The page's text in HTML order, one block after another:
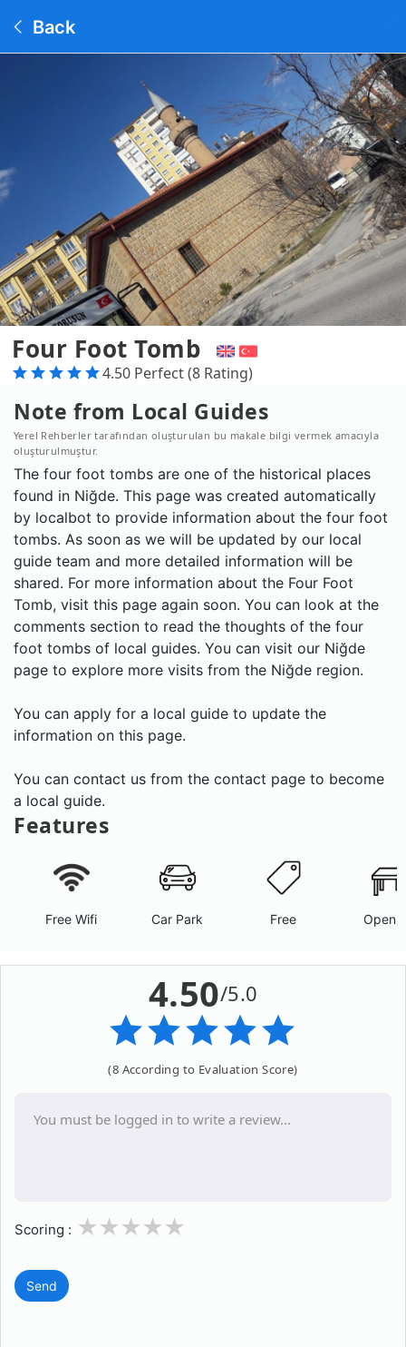
Back
Four Foot Tomb
4.50 Perfect (8 Rating)
Note from Local Guides
Yerel Rehberler tarafından oluşturulan bu makale bilgi vermek amacıyla
oluşturulmuştur.
The four foot tombs are one of the historical places
found in Niğde. This page was created automatically
by localbot to provide information about the four foot
tombs. As soon as we will be updated by our local
guide team and more detailed information will be
shared. For more information about the Four Foot
Tomb, visit this page again soon. You can look at the
comments section to read the thoughts of the four
foot tombs of local guides. You can visit our Niğde
page to explore more visits from the Niğde region.
You can apply for a local guide to update the
information on this page.
You can contact us from the contact page to become
a local guide.
Features
Free Wifi Car Park Free Open
4.50/5.0
(8 According to Evaluation Score)
Scoring : 3
2
1
Send